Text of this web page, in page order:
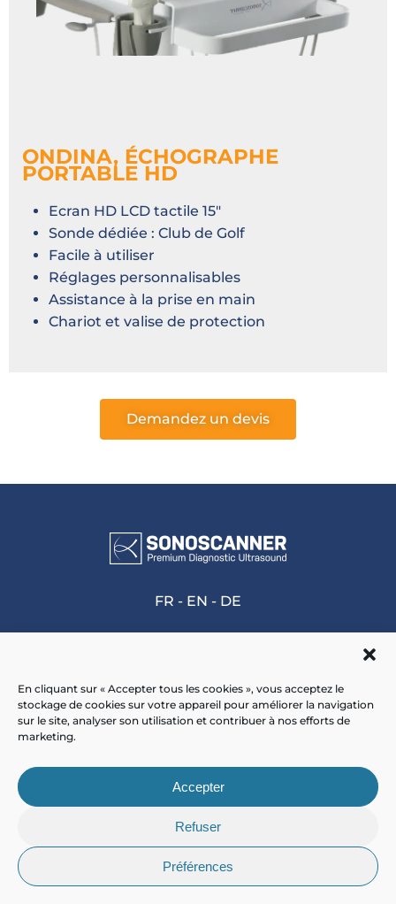
En cliquant sur « Accepter tous les cookies », vous acceptez le
stockage de cookies sur votre appareil pour améliorer la navigation
sur le site, analyser son utilisation et contribuer à nos efforts de
marketing.
Accepter
Refuser
Préférences
ONDINA, ÉCHOGRAPHE
PORTABLE HD
Ecran HD LCD tactile 15″
Sonde dédiée : Club de Golf
Facile à utiliser
Réglages personnalisables
Assistance à la prise en main
Chariot et valise de protection
Demandez un devis
FR - EN - DE
Accueil> Formation Médecine du Sport |
© 2025 - Sonoscanner -Mentions Légales
CGV-Plan de site